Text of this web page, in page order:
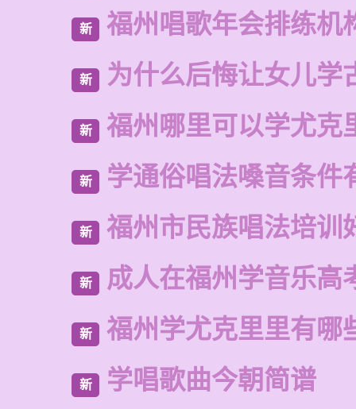
新 福州唱歌年会排练机
新 为什么后悔让女儿学
新 福州哪里可以学尤克
新 学通俗唱法嗓音条件
新 福州市民族唱法培训
新 成人在福州学音乐高
新 福州学尤克里里有哪
新 学唱歌曲今朝简谱